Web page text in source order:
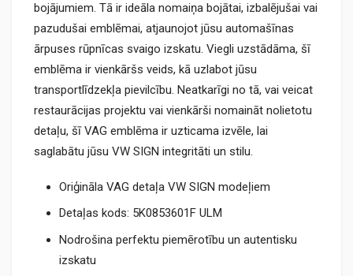
bojājumiem. Tā ir ideāla nomaiņa bojātai, izbalējušai vai
pazudušai emblēmai, atjaunojot jūsu automašīnas
ārpuses rūpnīcas svaigo izskatu. Viegli uzstādāma, šī
emblēma ir vienkāršs veids, kā uzlabot jūsu
transportlīdzekļa pievilcību. Neatkarīgi no tā, vai veicat
restaurācijas projektu vai vienkārši nomaināt nolietotu
detaļu, šī VAG emblēma ir uzticama izvēle, lai
saglabātu jūsu VW SIGN integritāti un stilu.
Oriģināla VAG detaļa VW SIGN modeļiem
Detaļas kods: 5K0853601F ULM
Nodrošina perfektu piemērotību un autentisku
izskatu